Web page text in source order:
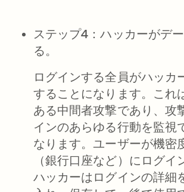
ステップ4：ハッカーがデ
る。
ログインする全員がハッカ
することになります。これ
ある中間者攻撃であり、攻
インのあらゆる行動を監視
なります。ユーザーが機密
（銀行口座など）にログイ
ハッカーはログインの詳細